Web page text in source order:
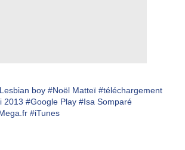
boy #Noël Matteï #téléchargement
2013 #Google Play #Isa Somparé
#iTunes